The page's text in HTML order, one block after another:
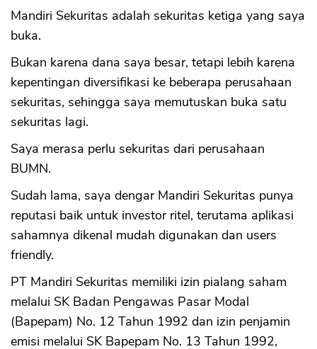
Mandiri Sekuritas adalah sekuritas ketiga yang saya
buka.
Bukan karena dana saya besar, tetapi lebih karena
kepentingan diversifikasi ke beberapa perusahaan
sekuritas, sehingga saya memutuskan buka satu
sekuritas lagi.
Saya merasa perlu sekuritas dari perusahaan
BUMN.
Sudah lama, saya dengar Mandiri Sekuritas punya
reputasi baik untuk investor ritel, terutama aplikasi
sahamnya dikenal mudah digunakan dan users
friendly.
PT Mandiri Sekuritas memiliki izin pialang saham
melalui SK Badan Pengawas Pasar Modal
(Bapepam) No. 12 Tahun 1992 dan izin penjamin
emisi melalui SK Bapepam No. 13 Tahun 1992,